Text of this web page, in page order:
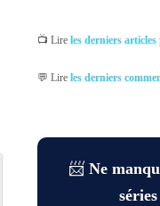
📺 Lireles derniers articles
💬 Lireles derniers
📨 Ne